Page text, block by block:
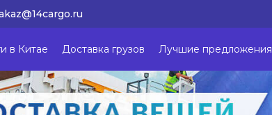
в Китае Доставка грузов Лучшие предложения